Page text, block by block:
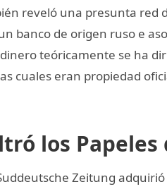
reveló una presunta red
banco de origen ruso e
teóricamente se ha
cuales eran propiedad
los Papeles
Zeitung